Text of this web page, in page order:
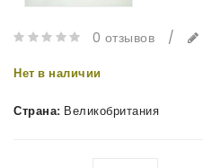
0 отзывов /
Нет в наличии
Страна: Великобритания